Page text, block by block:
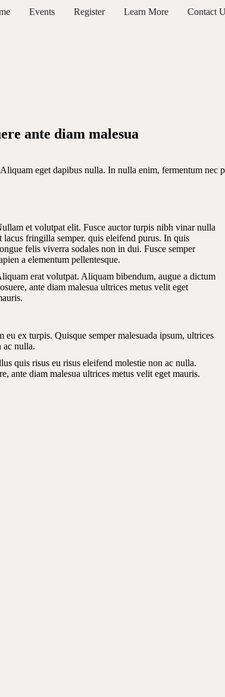
Events Register Learn More Contact
ante diam malesua
eget dapibus nulla. In nulla enim, fermentum nec
et volutpat elit. Fusce auctor turpis nibh vinar nulla
lacus fringilla semper. quis eleifend purus. In quis
felis viverra sodales non in dui. Fusce semper
a elementum pellentesque.
erat volutpat. Aliquam bibendum, augue a dictum
ante diam malesua ultrices metus velit eget
ex turpis. Quisque semper malesuada ipsum, ultrices
ac nulla.
quis risus eu risus eleifend molestie non ac nulla.
ante diam malesua ultrices metus velit eget mauris.